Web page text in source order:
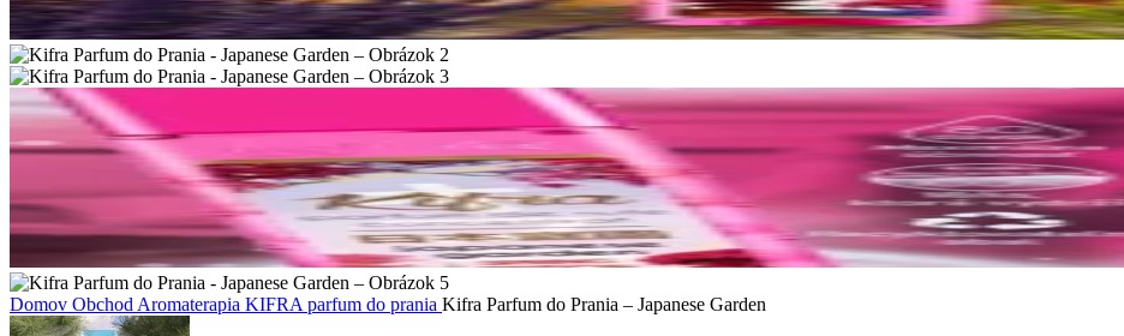
Domov Obchod Aromaterapia KIFRA parfum do prania Kifra Parfum do Prania – Japanese Garden